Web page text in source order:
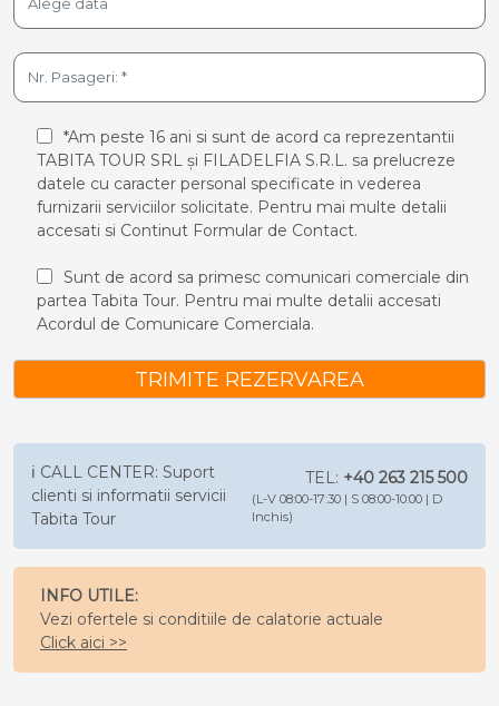
*Am peste 16 ani si sunt de acord ca reprezentantii
TABITA TOUR SRL și FILADELFIA S.R.L. sa prelucreze
datele cu caracter personal specificate in vederea
furnizarii serviciilor solicitate. Pentru mai multe detalii
accesati si Continut Formular de Contact.
Sunt de acord sa primesc comunicari comerciale din
partea Tabita Tour. Pentru mai multe detalii accesati
Acordul de Comunicare Comerciala.
TRIMITE REZERVAREA
ℹ️ CALL CENTER: Suport
clienti si informatii servicii
Tabita Tour
TEL: +40 263 215 500
(L-V 08:00-17:30 | S 08:00-10:00 | D
Inchis)
INFO UTILE:
Vezi ofertele si conditiile de calatorie actuale
Click aici >>